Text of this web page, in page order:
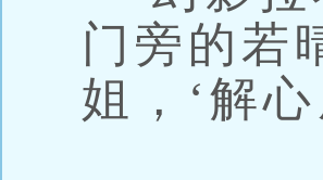
门旁的若
姐，‘解